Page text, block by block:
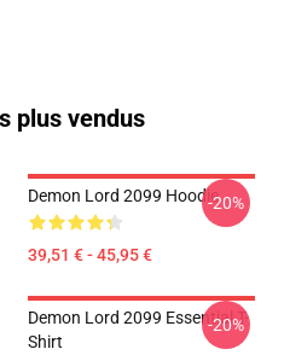
plus vendus
Demon Lord 2099 Hoodie
39,51 € - 45,95 €
-20%
Demon Lord 2099 Essential T-
Shirt
-20%